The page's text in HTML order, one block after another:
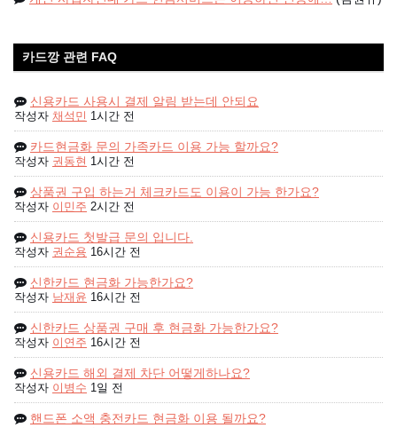
카드깡 관련 FAQ
신용카드 사용시 결제 알림 받는데 안되요
작성자 채석민 1시간 전
카드현금화 문의 가족카드 이용 가능 할까요?
작성자 권동현 1시간 전
상품권 구입 하는거 체크카드도 이용이 가능 한가요?
작성자 이민주 2시간 전
신용카드 첫발급 문의 입니다.
작성자 권순용 16시간 전
신한카드 현금화 가능한가요?
작성자 남재윤 16시간 전
신한카드 상품권 구매 후 현금화 가능한가요?
작성자 이연주 16시간 전
신용카드 해외 결제 차단 어떻게하나요?
작성자 이병수 1일 전
핸드폰 소액 충전카드 현금화 이용 될까요?